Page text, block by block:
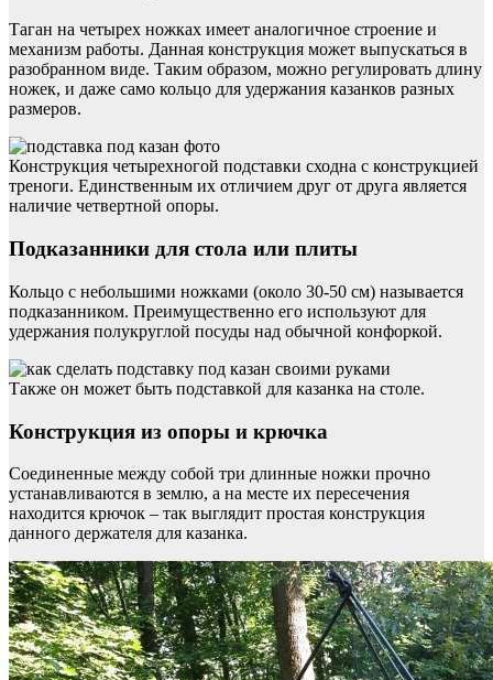
Таган на четырех ножках имеет аналогичное строение и
механизм работы. Данная конструкция может выпускаться в
разобранном виде. Таким образом, можно регулировать длину
ножек, и даже само кольцо для удержания казанков разных
размеров.
Конструкция четырехногой подставки сходна с конструкцией
треноги. Единственным их отличием друг от друга является
наличие четвертной опоры.
Подказанники для стола или плиты
Кольцо с небольшими ножками (около 30-50 см) называется
подказанником. Преимущественно его используют для
удержания полукруглой посуды над обычной конфоркой.
Также он может быть подставкой для казанка на столе.
Конструкция из опоры и крючка
Соединенные между собой три длинные ножки прочно
устанавливаются в землю, а на месте их пересечения
находится крючок – так выглядит простая конструкция
данного держателя для казанка.